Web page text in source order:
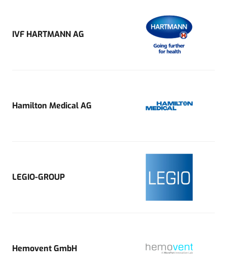
IVF HARTMANN AG
Hamilton Medical AG
LEGIO-GROUP
Hemovent GmbH